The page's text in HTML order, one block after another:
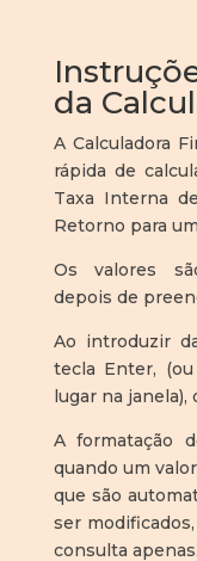
da
A Calculadora
rápida de
Taxa Interna
Retorno para
Os valores
depois de
Ao introduzir
tecla Enter,
lugar na janela),
A formatação
quando um
que são
ser
consulta apenas.